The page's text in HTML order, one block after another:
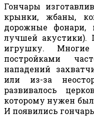
Гончары
крынки, жбаны,
дорожные фонари,
лучшей акустики).
игрушку.
постройками
нападений
или из-за
развивалось
которому нужен был
И появились